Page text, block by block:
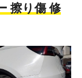
擦り傷 修